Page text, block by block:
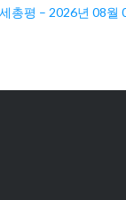
총평 – 2026년 08월